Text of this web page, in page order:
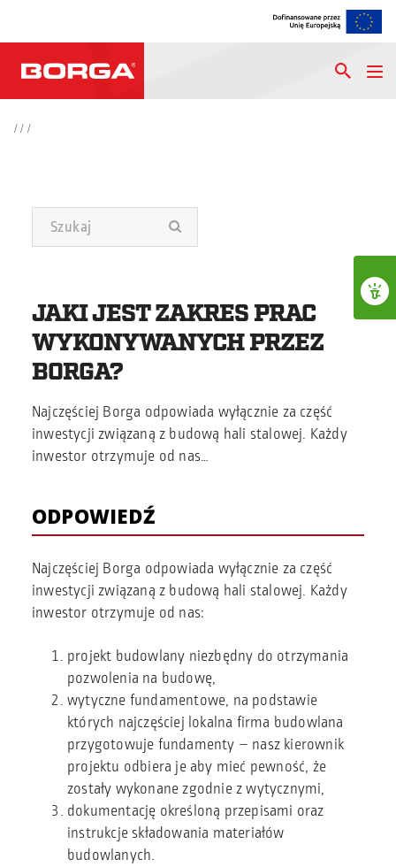
// /
JAKI JEST ZAKRES PRAC
WYKONYWANYCH PRZEZ
BORGA?
Najczęściej Borga odpowiada wyłącznie za część
inwestycji związaną z budową hali stalowej. Każdy
inwestor otrzymuje od nas…
ODPOWIEDŹ
Najczęściej Borga odpowiada wyłącznie za część
inwestycji związaną z budową hali stalowej. Każdy
inwestor otrzymuje od nas:
projekt budowlany niezbędny do otrzymania
pozwolenia na budowę,
wytyczne fundamentowe, na podstawie
których najczęściej lokalna firma budowlana
przygotowuje fundamenty – nasz kierownik
projektu odbiera je aby mieć pewność, że
zostały wykonane zgodnie z wytycznymi,
dokumentację określoną przepisami oraz
instrukcje składowania materiałów
budowlanych.